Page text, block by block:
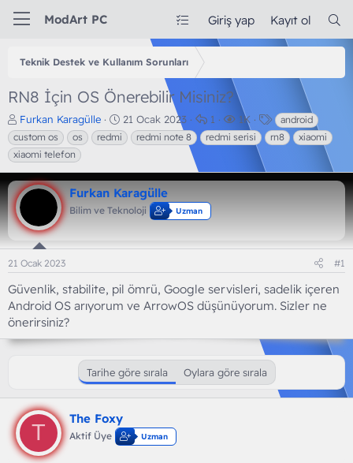
ModArt PC Giriş yap Kayıt ol
Teknik Destek ve Kullanım Sorunları
RN8 İçin OS Önerebilir Misiniz?
K
o
n
b
u
y
u
b
a
ş
l
a
t
a
Furkan Karagülle
B
a
ş
a
n
ı
t
r
i
h
21 Ocak 2023
C
e
v
p
a
r
1
G
ö
r
n
m
1K
E
t
i
e
android
custom os
os redmi redmi note 8 redmi serisi rn8
xiaomi
xiaomi telefon
Furkan Karagülle
Bilim ve Teknoloji Uzman
21 Ocak 2023 #1
Güvenlik, stabilite, pil ömrü, Google servisleri, sadelik içeren
Android OS arıyorum ve ArrowOS düşünüyorum. Sizler ne
önerirsiniz?
Tarihe göre sırala Oylara göre sırala
T
The Foxy
Aktif Üye Uzman